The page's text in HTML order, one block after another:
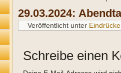
29.03.2024:
Veröffentlicht unter Eindrücke
Schreibe einen